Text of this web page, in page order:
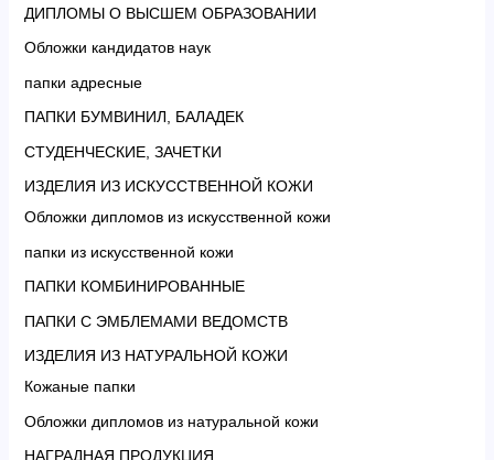
ДИПЛОМЫ О ВЫСШЕМ ОБРАЗОВАНИИ
Обложки кандидатов наук
папки адресные
ПАПКИ БУМВИНИЛ, БАЛАДЕК
СТУДЕНЧЕСКИЕ, ЗАЧЕТКИ
ИЗДЕЛИЯ ИЗ ИСКУССТВЕННОЙ КОЖИ
Обложки дипломов из искусственной кожи
папки из искусственной кожи
ПАПКИ КОМБИНИРОВАННЫЕ
ПАПКИ С ЭМБЛЕМАМИ ВЕДОМСТВ
ИЗДЕЛИЯ ИЗ НАТУРАЛЬНОЙ КОЖИ
Кожаные папки
Обложки дипломов из натуральной кожи
НАГРАДНАЯ ПРОДУКЦИЯ